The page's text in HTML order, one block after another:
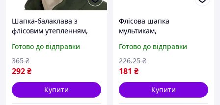
Шапка-балаклава з
флісовим утепленням,
для військового
використання, оливковий
колір
Готово до відправки
292₴
365 ₴
Купити
Флісова шапка
мультикам,
тактична екіпіровка для
військових завдань,
комфорт та практичність
Готово до відправки
181 ₴
226.25 ₴
Купити